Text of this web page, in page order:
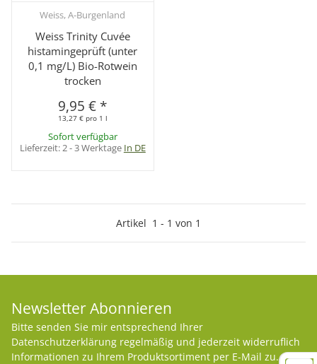
Weiss, A-Burgenland
Weiss Trinity Cuvée
histamingeprüft (unter
0,1 mg/L) Bio-Rotwein
trocken
9,95 € *
13,27 € pro 1 l
Sofort verfügbar
Lieferzeit:2 - 3 Werktage In DE
Artikel 1 - 1 von 1
Newsletter Abonnieren
Bitte senden Sie mir entsprechend Ihrer
Datenschutzerklärung regelmäßig und jederzeit widerruflich
Informationen zu Ihrem Produktsortiment per E-Mail zu.